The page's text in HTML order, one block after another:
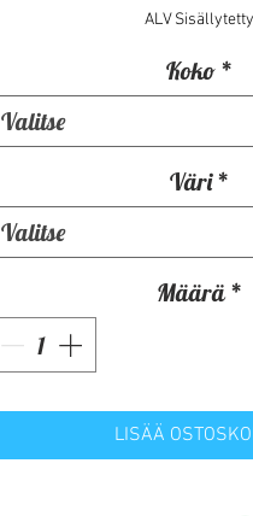
ALV Sisällytetty
Koko *
Valitse
Väri *
Valitse
Määrä *
LISÄÄ